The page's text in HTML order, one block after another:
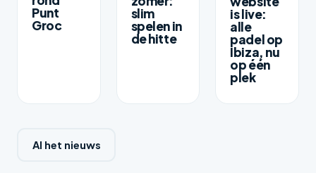
Punt
Groc
slim
spelen in
de hitte
is live:
alle
padel op
Ibiza, nu
op één
plek
Al het nieuws